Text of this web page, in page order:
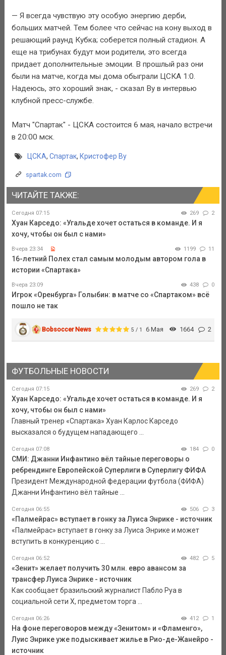
— Я всегда чувствую эту особую энергию дерби,
больших матчей. Тем более что сейчас на кону выход в
решающий раунд Кубка; соберется полный стадион. А
еще на трибунах будут мои родители, это всегда
придает дополнительные эмоции. В прошлый раз они
были на матче, когда мы дома обыграли ЦСКА 1:0.
Надеюсь, это хороший знак, - сказал Ву в интервью
клубной пресс-службе.
Матч "Спартак" - ЦСКА состоится 6 мая, начало встречи
в 20:00 мск.
ЦСКА, Спартак, Кристофер Ву
spartak.com
ЧИТАЙТЕ ТАКЖЕ:
Сегодня 07:15 269 2
Хуан Карседо: «Угальде хочет остаться в команде. И я
хочу, чтобы он был с нами»
Вчера 23:34 1199 11
16-летний Полех стал самым молодым автором гола в
истории «Спартака»
Вчера 23:09 438 0
Игрок «Оренбурга» Голыбин: в матче со «Спартаком» всё
пошло не так
Bobsoccer News 5 / 1 6 Мая 1664 2
ФУТБОЛЬНЫЕ НОВОСТИ
Сегодня 07:15 269 2
Хуан Карседо: «Угальде хочет остаться в команде. И я
хочу, чтобы он был с нами»
Главный тренер «Спартака» Хуан Карлос Карседо
высказался о будущем нападающего ...
Сегодня 07:08 184 0
СМИ: Джанни Инфантино вёл тайные переговоры о
ребрендинге Европейской Суперлиги в Суперлигу ФИФА
Президент Международной федерации футбола (ФИФА)
Джанни Инфантино вёл тайные ...
Сегодня 06:55 506 3
«Палмейрас» вступает в гонку за Луиса Энрике - источник
«Палмейрас» вступает в гонку за Луиса Энрике и может
вступить в конкуренцию с ...
Сегодня 06:52 482 5
«Зенит» желает получить 30 млн. евро авансом за
трансфер Луиса Энрике - источник
Как сообщает бразильский журналист Пабло Руа в
социальной сети Х, предметом торга ...
Сегодня 06:26 412 1
На фоне переговоров между «Зенитом» и «Фламенго»,
Луис Энрике уже подыскивает жилье в Рио-де-Жанейро -
источник